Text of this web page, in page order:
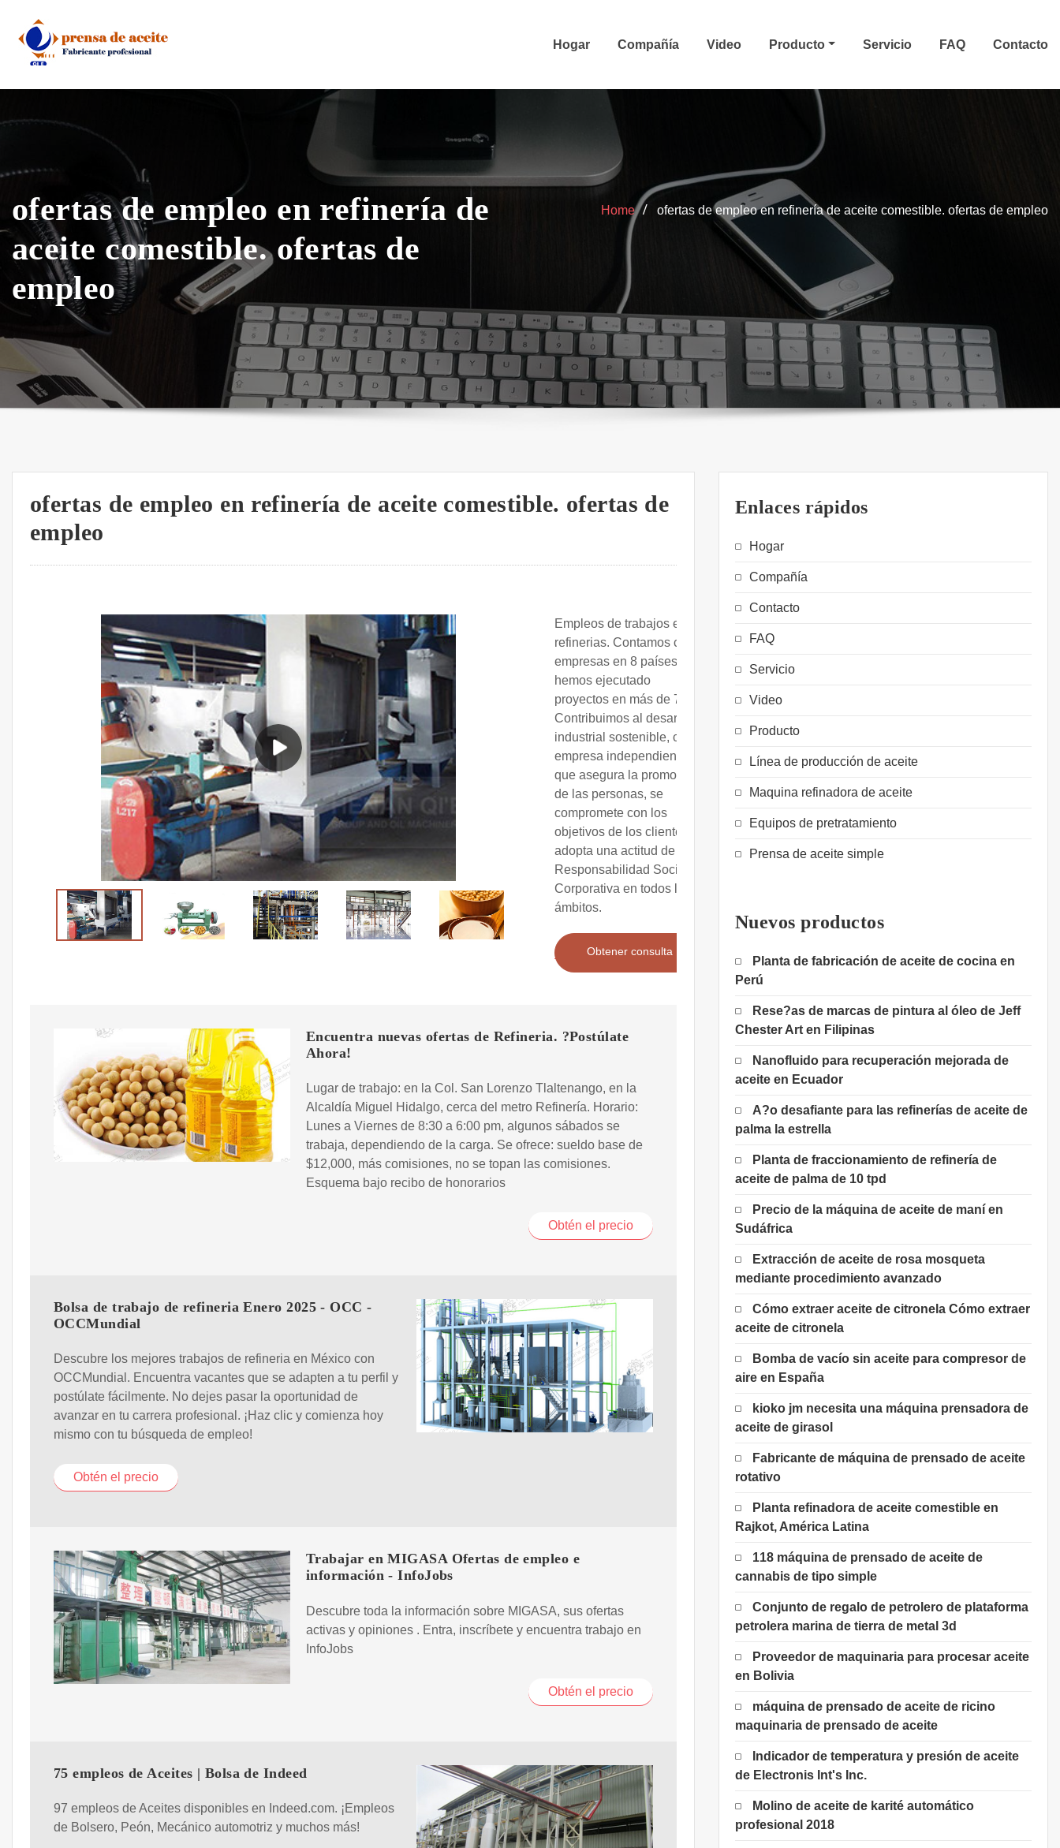
content
Hogar Compañía Video Producto Servicio FAQ Contacto
ofertas de empleo en refinería de
aceite comestible. ofertas de
empleo
Home ofertas de empleo en refinería de aceite comestible. ofertas de empleo
ofertas de empleo en refinería de aceite comestible. ofertas de
empleo
Empleos de trabajos en
refinerias. Contamos con
empresas en 8 países y
hemos ejecutado
proyectos en más de 70.
Contribuimos al desarrollo
industrial sostenible, como
empresa independiente
que asegura la promoción
de las personas, se
compromete con los
objetivos de los clientes y
adopta una actitud de
Responsabilidad Social
Corporativa en todos los
ámbitos.
Obtener consulta
Encuentra nuevas ofertas de Refineria. ?Postúlate
Ahora!
Lugar de trabajo: en la Col. San Lorenzo Tlaltenango, en la
Alcaldía Miguel Hidalgo, cerca del metro Refinería. Horario:
Lunes a Viernes de 8:30 a 6:00 pm, algunos sábados se
trabaja, dependiendo de la carga. Se ofrece: sueldo base de
$12,000, más comisiones, no se topan las comisiones.
Esquema bajo recibo de honorarios
Obtén el precio
Bolsa de trabajo de refineria Enero 2025 - OCC -
OCCMundial
Descubre los mejores trabajos de refineria en México con
OCCMundial. Encuentra vacantes que se adapten a tu perfil y
postúlate fácilmente. No dejes pasar la oportunidad de
avanzar en tu carrera profesional. ¡Haz clic y comienza hoy
mismo con tu búsqueda de empleo!
Obtén el precio
Trabajar en MIGASA Ofertas de empleo e
información - InfoJobs
Descubre toda la información sobre MIGASA, sus ofertas
activas y opiniones . Entra, inscríbete y encuentra trabajo en
InfoJobs
Obtén el precio
75 empleos de Aceites | Bolsa de Indeed
97 empleos de Aceites disponibles en Indeed.com. ¡Empleos
de Bolsero, Peón, Mecánico automotriz y muchos más!
Enlaces rápidos
Hogar
Compañía
Contacto
FAQ
Servicio
Video
Producto
Línea de producción de aceite
Maquina refinadora de aceite
Equipos de pretratamiento
Prensa de aceite simple
Nuevos productos
Planta de fabricación de aceite de cocina en
Perú
Rese?as de marcas de pintura al óleo de Jeff
Chester Art en Filipinas
Nanofluido para recuperación mejorada de
aceite en Ecuador
A?o desafiante para las refinerías de aceite de
palma la estrella
Planta de fraccionamiento de refinería de
aceite de palma de 10 tpd
Precio de la máquina de aceite de maní en
Sudáfrica
Extracción de aceite de rosa mosqueta
mediante procedimiento avanzado
Cómo extraer aceite de citronela Cómo extraer
aceite de citronela
Bomba de vacío sin aceite para compresor de
aire en España
kioko jm necesita una máquina prensadora de
aceite de girasol
Fabricante de máquina de prensado de aceite
rotativo
Planta refinadora de aceite comestible en
Rajkot, América Latina
118 máquina de prensado de aceite de
cannabis de tipo simple
Conjunto de regalo de petrolero de plataforma
petrolera marina de tierra de metal 3d
Proveedor de maquinaria para procesar aceite
en Bolivia
máquina de prensado de aceite de ricino
maquinaria de prensado de aceite
Indicador de temperatura y presión de aceite
de Electronis Int's Inc.
Molino de aceite de karité automático
profesional 2018